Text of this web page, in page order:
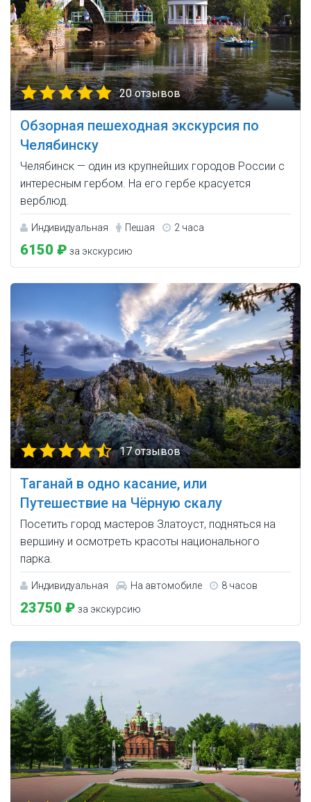
20 отзывов
Обзорная пешеходная экскурсия по
Челябинску
Челябинск — один из крупнейших городов России с
интересным гербом. На его гербе красуется
верблюд.
Индивидуальная Пешая 2 часа
6150 ₽ за экскурсию
17 отзывов
Таганай в одно касание, или
Путешествие на Чёрную скалу
Посетить город мастеров Златоуст, подняться на
вершину и осмотреть красоты национального
парка.
Индивидуальная На автомобиле 8 часов
23750 ₽ за экскурсию